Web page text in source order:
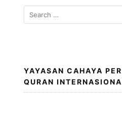
Search
for:
YAYASAN CAHAYA
QURAN